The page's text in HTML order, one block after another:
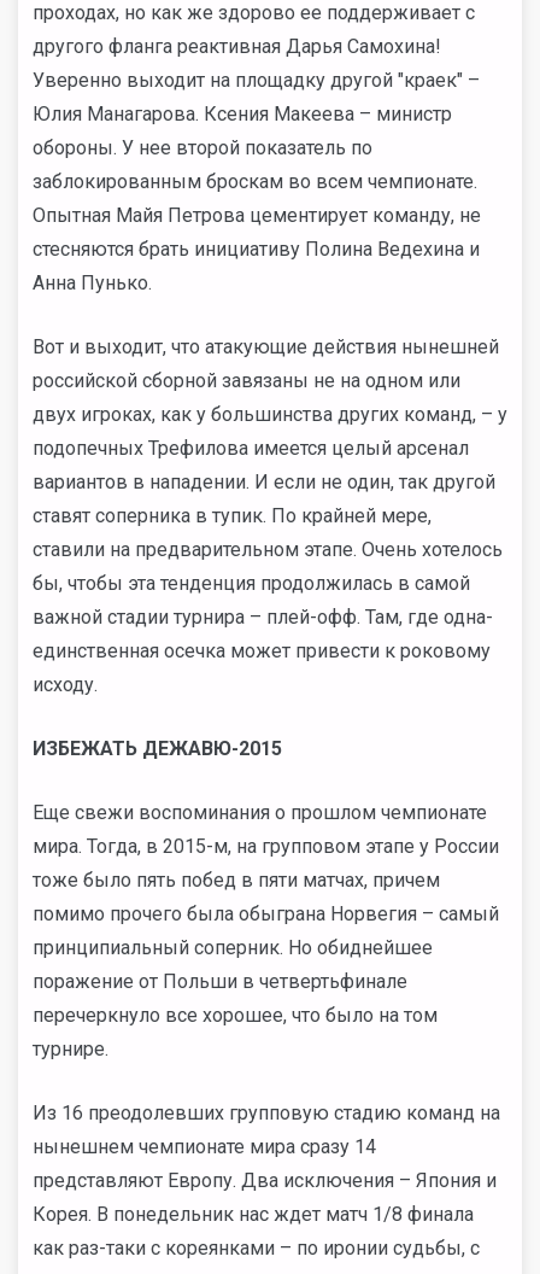
проходах, но как же здорово ее поддерживает с
другого фланга реактивная Дарья Самохина!
Уверенно выходит на площадку другой "краек" –
Юлия Манагарова. Ксения Макеева – министр
обороны. У нее второй показатель по
заблокированным броскам во всем чемпионате.
Опытная Майя Петрова цементирует команду, не
стесняются брать инициативу Полина Ведехина и
Анна Пунько.
Вот и выходит, что атакующие действия нынешней
российской сборной завязаны не на одном или
двух игроках, как у большинства других команд, – у
подопечных Трефилова имеется целый арсенал
вариантов в нападении. И если не один, так другой
ставят соперника в тупик. По крайней мере,
ставили на предварительном этапе. Очень хотелось
бы, чтобы эта тенденция продолжилась в самой
важной стадии турнира – плей-офф. Там, где одна-
единственная осечка может привести к роковому
исходу.
ИЗБЕЖАТЬ ДЕЖАВЮ-2015
Еще свежи воспоминания о прошлом чемпионате
мира. Тогда, в 2015-м, на групповом этапе у России
тоже было пять побед в пяти матчах, причем
помимо прочего была обыграна Норвегия – самый
принципиальный соперник. Но обиднейшее
поражение от Польши в четвертьфинале
перечеркнуло все хорошее, что было на том
турнире.
Из 16 преодолевших групповую стадию команд на
нынешнем чемпионате мира сразу 14
представляют Европу. Два исключения – Япония и
Корея. В понедельник нас ждет матч 1/8 финала
как раз-таки с кореянками – по иронии судьбы, с